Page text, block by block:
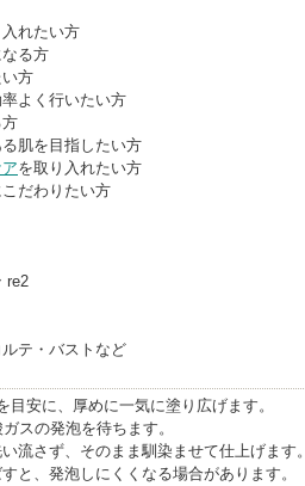
れたい方
る方
い方
率よく行いたい方
方
る肌を目指したい方
を取り入れたい方
だわりたい方
re2
テ・バストなど
安に、厚めに一気に塗り広げます。
スの発泡を待ちます。
流さず、そのまま馴染ませて仕上げます。
と、発泡しにくくなる場合があります。